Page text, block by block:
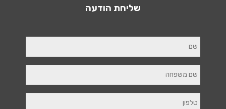
שליחת הודעה